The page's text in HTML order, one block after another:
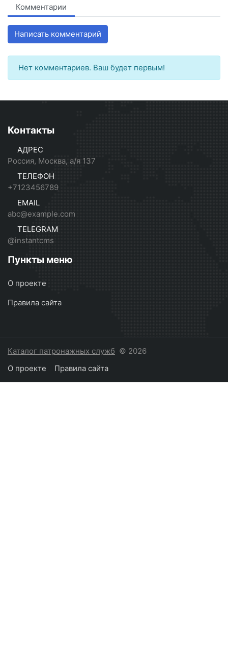
Комментарии
Написать комментарий
Нет комментариев. Ваш будет первым!
Контакты
АДРЕС
Россия, Москва, а/я 137
ТЕЛЕФОН
+7123456789
EMAIL
abc@example.com
TELEGRAM
@instantcms
Пункты меню
О проекте
Правила сайта
Каталог патронажных служб © 2026
О проекте
Правила сайта